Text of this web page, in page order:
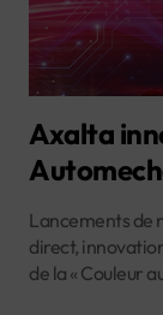
Axalta
Lancements de
direct,
de la « Couleur